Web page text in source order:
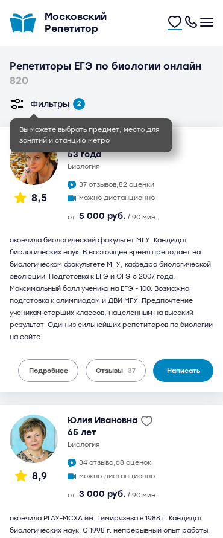
Московский
Репетитор
Репетиторы ЕГЭ по биологии онлайн
820
Вы можете выбрать предмет, место для
занятий и станцию метро
Фильтры 2
8,5
Елена Алексеевна
53 года
биология
37 отзывов,82 оценки
можно дистанционно
от 5 000 руб. / 90 мин.
окончила биологический факультет МГУ. Кандидат
биологических наук. В настоящее время преподает на
биологическом факультете МГУ, кафедра биологической
эволюции. Подготовка к ЕГЭ и ОГЭ с 2007 года.
Максимальный балл ученика на ЕГЭ - 100. Возможна
подготовка к олимпиадам и ДВИ МГУ. Предпочтение
ученикам старших классов, нацеленным на высокий
результат. Один из сильнейших репетиторов по биологии
на сайте
Подробнее Отзывы 37 Написать
8,9
Юлия Ивановна
65 лет
биология
34 отзыва,68 оценок
можно дистанционно
от 3 000 руб. / 90 мин.
окончила РГАУ-МСХА им. Тимирязева в 1988 г. Кандидат
биологических наук. С 1998 г. непрерывный опыт работы